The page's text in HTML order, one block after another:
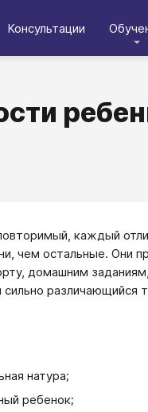
Консультации
каждый
чем остальные. Они
домашним
различающийся
натура;
ребенок;